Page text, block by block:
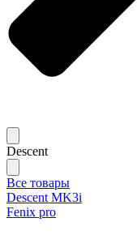
Descent
Все товары
Descent MK3i
Fenix pro